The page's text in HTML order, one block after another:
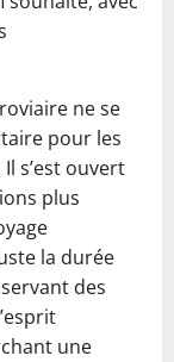
ne se
pour les
s’est ouvert
plus
la durée
des
une